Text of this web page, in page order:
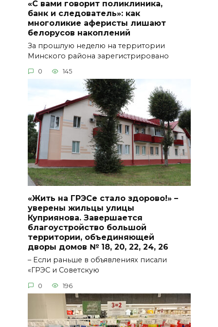
«С вами говорит поликлиника,
банк и следователь»: как
многоликие аферисты лишают
белорусов накоплений
За прошлую неделю на территории
Минского района зарегистрировано
0 145
«Жить на ГРЭСе стало здорово!» –
уверены жильцы улицы
Куприянова. Завершается
благоустройство большой
территории, объединяющей
дворы домов № 18, 20, 22, 24, 26
– Если раньше в объявлениях писали
«ГРЭС и Советскую
0 196